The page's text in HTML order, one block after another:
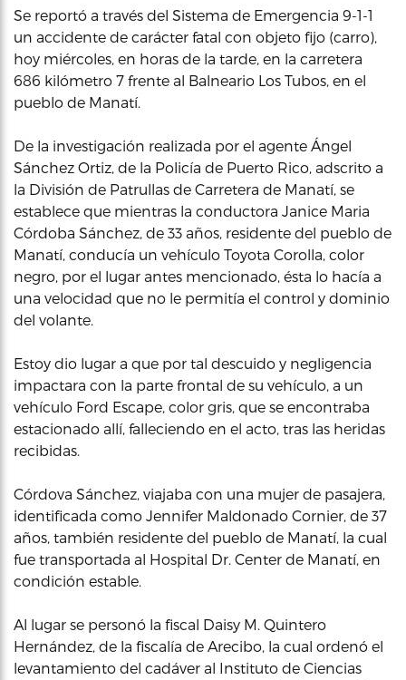
Se reportó a través del Sistema de Emergencia 9-1-1
un accidente de carácter fatal con objeto fijo (carro),
hoy miércoles, en horas de la tarde, en la carretera
686 kilómetro 7 frente al Balneario Los Tubos, en el
pueblo de Manatí.
De la investigación realizada por el agente Ángel
Sánchez Ortiz, de la Policía de Puerto Rico, adscrito a
la División de Patrullas de Carretera de Manatí, se
establece que mientras la conductora Janice Maria
Córdoba Sánchez, de 33 años, residente del pueblo de
Manatí, conducía un vehículo Toyota Corolla, color
negro, por el lugar antes mencionado, ésta lo hacía a
una velocidad que no le permitía el control y dominio
del volante.
Estoy dio lugar a que por tal descuido y negligencia
impactara con la parte frontal de su vehículo, a un
vehículo Ford Escape, color gris, que se encontraba
estacionado allí, falleciendo en el acto, tras las heridas
recibidas.
Córdova Sánchez, viajaba con una mujer de pasajera,
identificada como Jennifer Maldonado Cornier, de 37
años, también residente del pueblo de Manatí, la cual
fue transportada al Hospital Dr. Center de Manatí, en
condición estable.
Al lugar se personó la fiscal Daisy M. Quintero
Hernández, de la fiscalía de Arecibo, la cual ordenó el
levantamiento del cadáver al Instituto de Ciencias